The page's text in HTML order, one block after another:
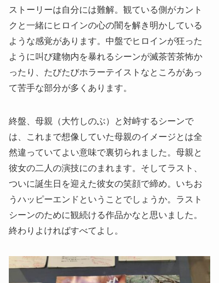
ストーリーは自分には難解。観ている側がカント
クと一緒にヒロインの心の闇を解き明かしている
ような感覚があります。中盤でヒロインが狂った
ように叫び建物内を暴れるシーンが滅茶苦茶怖か
ったり、たびたびホラーテイストなところがあっ
て苦手な部分が多くあります。
終盤、母親（大竹しのぶ）と対峙するシーンで
は、これまで想像していた母親のイメージとは全
然違っていてよい意味で裏切られました。母親と
彼女の二人の演技にのまれます。そしてラスト、
ついに誕生日を迎えた彼女の笑顔で締め。いちお
うハッピーエンドということでしょうか。ラスト
シーンのために観続ける作品かなと思いました。
終わりよければすべてよし。